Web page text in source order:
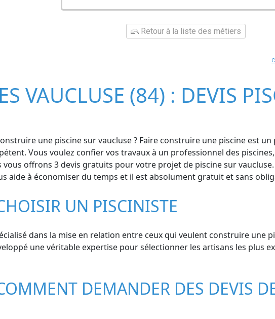
Retour à la liste des métiers
VAUCLUSE (84) : DEVIS
une piscine sur vaucluse ? Faire construire une piscine est
Vous voulez confier vos travaux à un professionnel des
vous offrons 3 devis gratuits pour votre projet de piscine sur
aide à économiser du temps et il est absolument gratuit et sans
UN PISCINISTE
dans la mise en relation entre ceux qui veulent construire une
une véritable expertise pour sélectionner les artisans les plus
DEMANDER DES DEVIS